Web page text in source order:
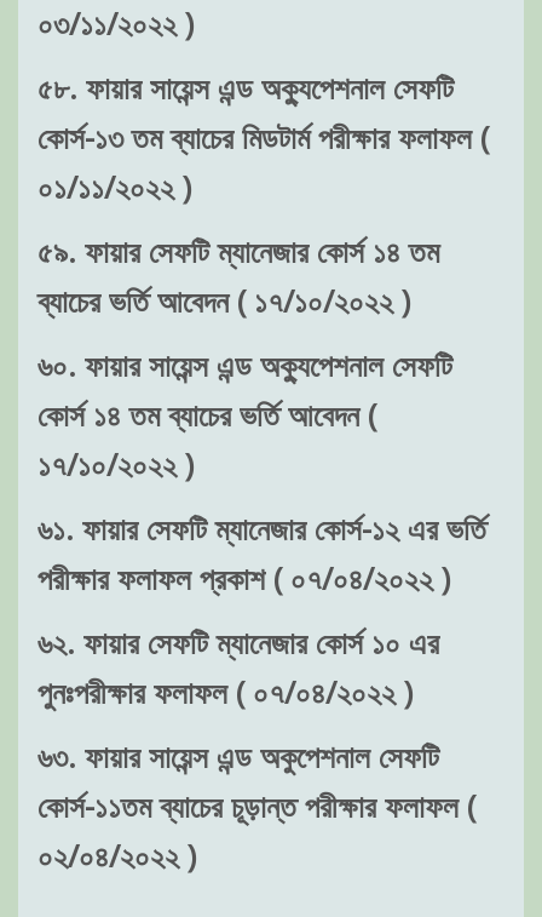
০৩/১১/২০২২ )
৫৮. ফায়ার সায়েন্স এন্ড অক্যুপেশনাল সেফটি
কোর্স-১৩ তম ব্যাচের মিডটার্ম পরীক্ষার ফলাফল (
০১/১১/২০২২ )
৫৯. ফায়ার সেফটি ম্যানেজার কোর্স ১৪ তম
ব্যাচের ভর্তি আবেদন ( ১৭/১০/২০২২ )
৬০. ফায়ার সায়েন্স এন্ড অক্যুপেশনাল সেফটি
কোর্স ১৪ তম ব্যাচের ভর্তি আবেদন (
১৭/১০/২০২২ )
৬১. ফায়ার সেফটি ম্যানেজার কোর্স-১২ এর ভর্তি
পরীক্ষার ফলাফল প্রকাশ ( ০৭/০৪/২০২২ )
৬২. ফায়ার সেফটি ম্যানেজার কোর্স ১০ এর
পুনঃপরীক্ষার ফলাফল ( ০৭/০৪/২০২২ )
৬৩. ফায়ার সায়েন্স এন্ড অকুপেশনাল সেফটি
কোর্স-১১তম ব্যাচের চূড়ান্ত পরীক্ষার ফলাফল (
০২/০৪/২০২২ )